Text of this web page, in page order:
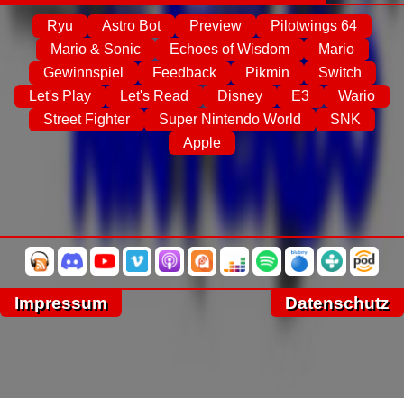
Ryu Astro Bot Preview
Pilotwings 64
Mario & Sonic
Echoes of Wisdom
Mario
Gewinnspiel
Feedback Pikmin
Switch
Let's Play
Let's Read Disney E3
Wario
Street Fighter
Super Nintendo World
SNK
Apple
Impressum Datenschutz